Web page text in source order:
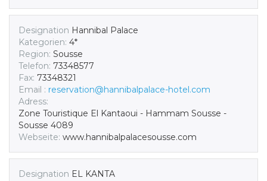
Designation Hannibal Palace
Kategorien: 4*
Region: Sousse
Telefon: 73348577
Fax: 73348321
Email : reservation@hannibalpalace-hotel.com
Adress:
Zone Touristique El Kantaoui - Hammam Sousse -
Sousse 4089
Webseite: www.hannibalpalacesousse.com
Designation EL KANTA